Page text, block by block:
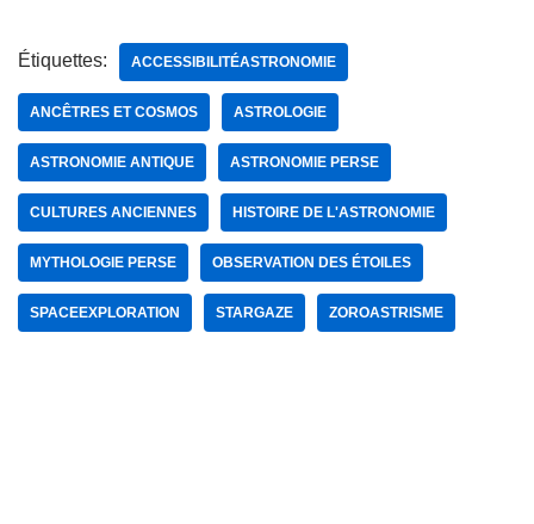
Étiquettes: ACCESSIBILITÉASTRONOMIE
ANCÊTRES ET COSMOS ASTROLOGIE
ASTRONOMIE ANTIQUE ASTRONOMIE PERSE
CULTURES ANCIENNES HISTOIRE DE L'ASTRONOMIE
MYTHOLOGIE PERSE OBSERVATION DES ÉTOILES
SPACEEXPLORATION STARGAZE ZOROASTRISME